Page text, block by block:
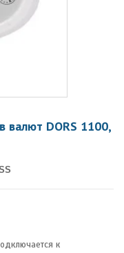
валют DORS 1100,
к